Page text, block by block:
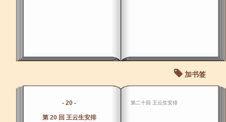
加书签
- 20 -
第 20 回 王云生安排
第二十回 王云生安排